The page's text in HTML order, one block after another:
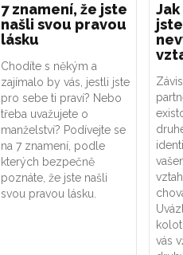
7 znamení, že jste
našli svou pravou
lásku
Chodíte s někým a
zajímalo by vás, jestli jste
pro sebe ti praví? Nebo
třeba uvažujete o
manželství? Podívejte se
na 7 znamení, podle
kterých bezpečně
poznáte, že jste našli
svou pravou lásku.
vás